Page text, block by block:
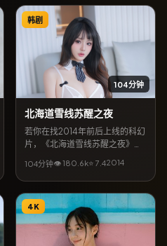
3月3日公开放映与上线后，持续
收获讨论；适合按「爱情」「庵
野秀明」「全智贤」等关键词检
索到的观众深度观看。
104分钟
韩剧
北海道雪线苏醒之夜
若你在找2014年前后上线的科幻
片，《北海道雪线苏醒之夜》值
宋康昊、孙俪等共同完成，上映
档期5月1日。简介层面，本片将
都市缝隙里的温情与悬念结合，
地区气质贴近韩国当代生活，亦
适合作为同城影迷检索的长尾片
104分钟👁180.6k⭐ 7.42014
4K